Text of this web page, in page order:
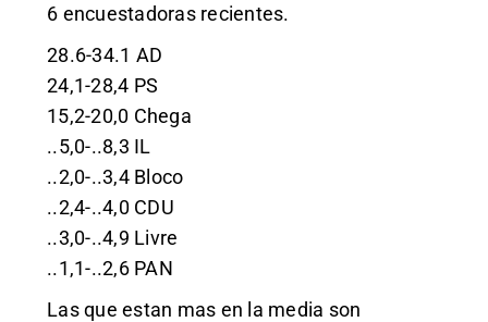
6 encuestadoras recientes.
28.6-34.1 AD
24,1-28,4 PS
15,2-20,0 Chega
..5,0-..8,3 IL
..2,0-..3,4 Bloco
..2,4-..4,0 CDU
..3,0-..4,9 Livre
..1,1-..2,6 PAN
Las que estan mas en la media son